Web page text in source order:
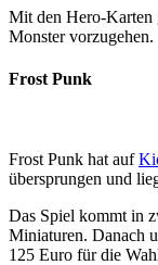
Mit den Hero-Karten
Monster vorzugehen.
Frost Punk
Frost Punk hat auf
übersprungen und
Das Spiel kommt in
Miniaturen. Danach
125 Euro für die